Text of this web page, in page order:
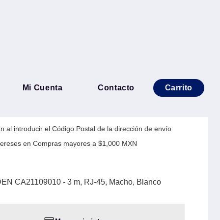
Mi Cuenta Contacto Carrito
BELDEN
RJ-45, Macho, Blanco
al introducir el Código Postal de la dirección de envío
en Compras mayores a $1,000 MXN
CA21109010 - 3 m, RJ-45, Macho, Blanco